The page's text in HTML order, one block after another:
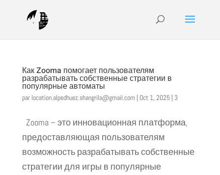
Как Zooma помогает пользователям
разрабатывать собственные стратегии в
популярные автоматы
par location.alpedhuez.shangrila@gmail.com | Oct 1, 2025| 3
Zooma – это инновационная платформа,
предоставляющая пользователям
возможность разрабатывать собственные
стратегии для игры в популярные